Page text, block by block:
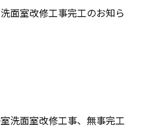
面室改修工事完工のお知ら
洗面室改修工事、無事完工